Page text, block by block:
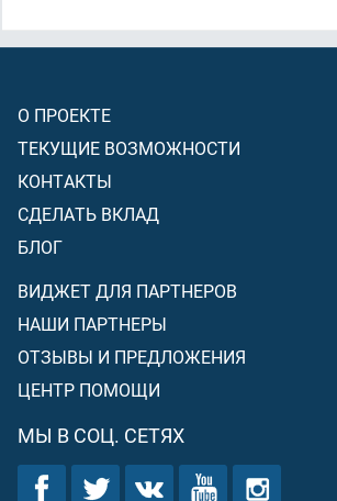
О ПРОЕКТЕ
ТЕКУЩИЕ ВОЗМОЖНОСТИ
КОНТАКТЫ
СДЕЛАТЬ ВКЛАД
БЛОГ
ВИДЖЕТ ДЛЯ ПАРТНЕРОВ
НАШИ ПАРТНЕРЫ
ОТЗЫВЫ И ПРЕДЛОЖЕНИЯ
ЦЕНТР ПОМОЩИ
МЫ В СОЦ. СЕТЯХ